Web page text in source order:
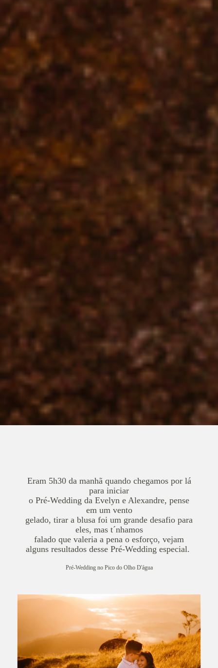
Eram 5h30 da manhã quando chegamos por lá
para iniciar
o Pré-Wedding da Evelyn e Alexandre, pense
em um vento
gelado, tirar a blusa foi um grande desafio para
eles, mas t´nhamos
falado que valeria a pena o esforço, vejam
alguns resultados desse Pré-Wedding especial.
Pré-Wedding no Pico do Olho D'água